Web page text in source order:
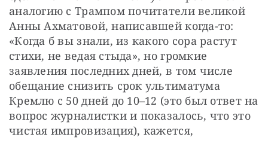
аналогию с Трампом почитатели великой
Анны Ахматовой, написавшей когда-то:
«Когда б вы знали, из какого сора растут
стихи, не ведая стыда», но громкие
заявления последних дней, в том числе
обещание снизить срок ультиматума
Кремлю с 50 дней до 10–12 (это был ответ на
вопрос журналистки и показалось, что это
чистая импровизация), кажется,